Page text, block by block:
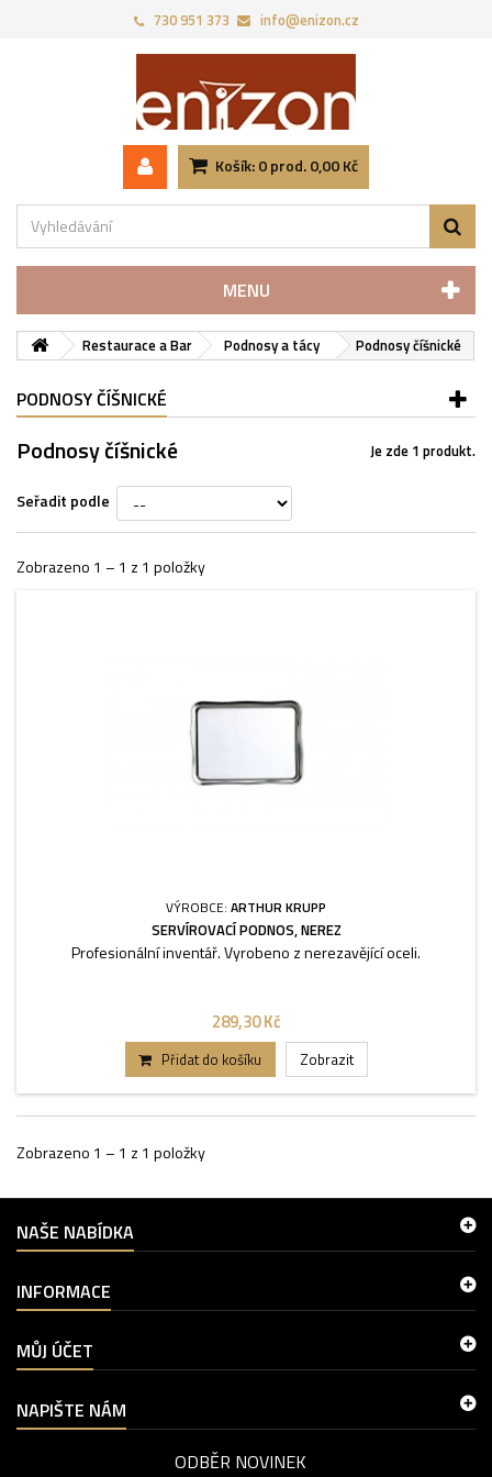
730 951 373‬ info@enizon.cz
Košík:0prod.0,00 Kč
MENU
Restaurace a Bar Podnosy a tácy Podnosy číšnické
PODNOSY ČÍŠNICKÉ
Podnosy číšnické Je zde 1 produkt.
Seřadit podle
Zobrazeno 1 – 1 z 1 položky
VÝROBCE: ARTHUR KRUPP
SERVÍROVACÍ PODNOS, NEREZ
Profesionální inventář. Vyrobeno z nerezavějící oceli.
289,30 Kč
Přidat do košíku Zobrazit
Zobrazeno 1 – 1 z 1 položky
NAŠE NABÍDKA
INFORMACE
MŮJ ÚČET
NAPIŠTE NÁM
ODBĚR NOVINEK